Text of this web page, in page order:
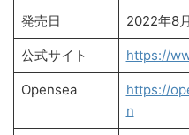
発売日 2022年8
公式サイト https://
Opensea
https://
n